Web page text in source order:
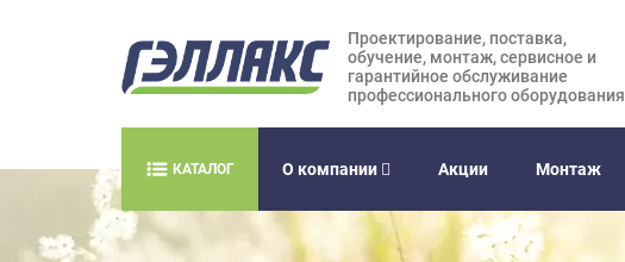
Проектирование, поставка,
обучение, монтаж, сервисное и
гарантийное обслуживание
профессионального оборудования
КАТАЛОГ О компании Акции Монтаж